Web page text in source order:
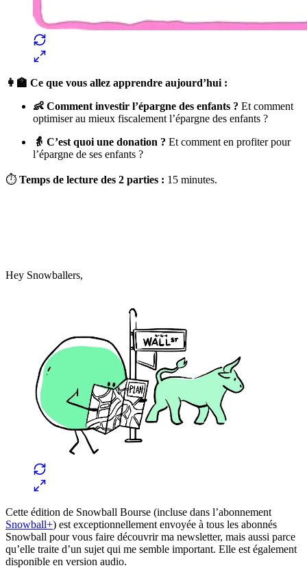
👩‍🏫 Ce que vous allez apprendre aujourd’hui :
👶 Comment investir l’épargne des enfants ? Et comment
optimiser au mieux fiscalement l’épargne des enfants ?
👵 C’est quoi une donation ? Et comment en profiter pour
l’épargne de ses enfants ?
⏱ Temps de lecture des 2 parties : 15 minutes.
Hey Snowballers,
Cette édition de Snowball Bourse (incluse dans l’abonnement
Snowball+) est exceptionnellement envoyée à tous les abonnés
Snowball pour vous faire découvrir ma newsletter, mais aussi parce
qu’elle traite d’un sujet qui me semble important. Elle est également
disponible en version audio.